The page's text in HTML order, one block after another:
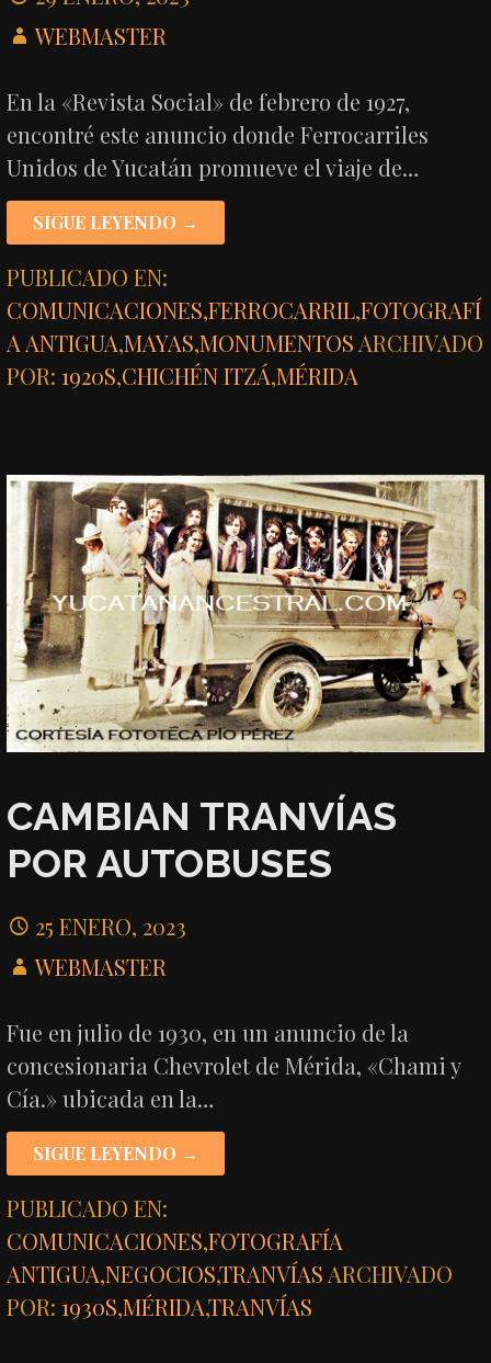
WEBMASTER
En la «Revista Social» de febrero de 1927,
encontré este anuncio donde Ferrocarriles
Unidos de Yucatán promueve el viaje de…
SIGUE LEYENDO →
PUBLICADO EN:
COMUNICACIONES,FERROCARRIL,FOTOGRAFÍ
A ANTIGUA,MAYAS,MONUMENTOS ARCHIVADO
POR:1920S,CHICHÉN ITZÁ,MÉRIDA
CAMBIAN TRANVÍAS
POR AUTOBUSES
25 ENERO, 2023
WEBMASTER
Fue en julio de 1930, en un anuncio de la
concesionaria Chevrolet de Mérida, «Chami y
Cía.» ubicada en la…
SIGUE LEYENDO →
PUBLICADO EN:
COMUNICACIONES,FOTOGRAFÍA
ANTIGUA,NEGOCIOS,TRANVÍAS ARCHIVADO
POR:1930S,MÉRIDA,TRANVÍAS